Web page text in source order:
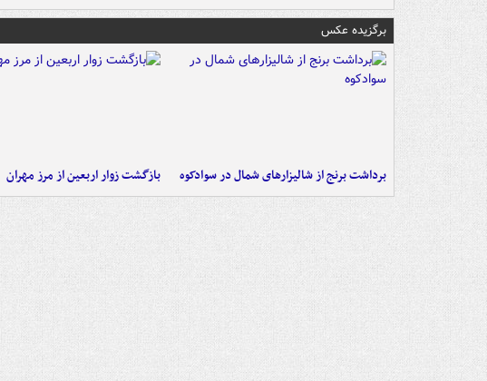
برگزیده عکس
برداشت برنج از شالیزارهای شمال در سوادکوه بازگشت زوار اربعین از مرز مهران